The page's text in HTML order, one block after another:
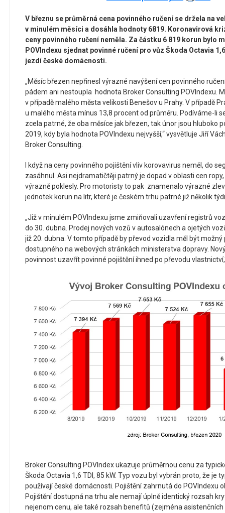
V březnu se průměrná cena povinného ručení se držela na
v minulém měsíci a dosáhla hodnoty 6819. Koronavirová
ceny povinného ručení neměla. Za částku 6 819 korun bylo
POVIndexu sjednat povinné ručení pro vůz Škoda Octavia
jezdí české domácnosti.
„Měsíc březen nepřinesl výrazné navýšení cen povinného
pádem ani nestoupla hodnota Broker Consulting POVIndexu.
v případě malého města velikosti Benešov u Prahy. V případě
u malého města mínus 13,8 procent od průměru. Podíváme-li
zcela patrné, že oba měsíce jak březen, tak únor jsou hluboko
2019, kdy byla hodnota POVIndexu nejvyšší,“ vysvětluje Jiří
Broker Consulting.
I když na ceny povinného pojištění vliv korovavirus neměl, do
zasáhnul. Asi nejdramatičtěji patrný je dopad v oblasti cen
výrazně poklesly. Pro motoristy to pak znamenalo výrazné
jednotek korun na litr, které je českém trhu patrné již několik
„Již v minulém POVIndexu jsme zmiňovali uzavření registrů
do 30. dubna. Prodej nových vozů v autosalónech a ojetých
již 20. dubna. V tomto případě by převod vozidla měl být
dostupného na webových stránkách ministerstva dopravy.
povinnost uzavřít povinné pojištění ihned po převodu
Broker Consulting POVIndex ukazuje průměrnou cenu za
Škoda Octavia 1,6 TDI, 85 kW. Typ vozu byl vybrán proto, že je
používají české domácnosti. Pojištění zahrnutá do POVIndexu
Pojištění dostupná na trhu ale nemají úplně identický rozsah
nejenom cenu, ale také rozsah benefitů (zejména